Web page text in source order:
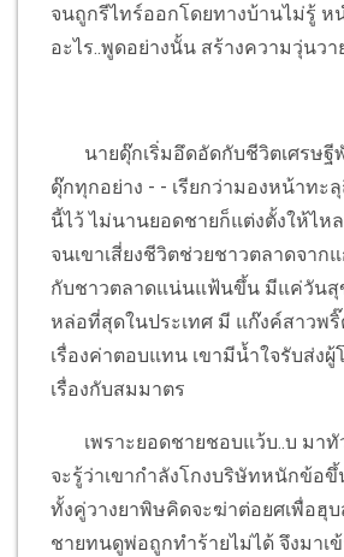
จนถูกรีไทร์ออกโดยทางบ้านไม่รู้
อะไร..พูดอย่างนั้น สร้างความวุ่นวา
นายดุ๊กเริ่มอึดอัดกับชีวิตเศรษฐี
ดุ๊กทุกอย่าง - - เรียกว่ามองหน้าท
นี้ไว้ ไม่นานยอดชายก็แต่งตั้งให้ไห
จนเขาเสี่ยงชีวิตช่วยชาวตลาดจา
กับชาวตลาดแน่นแฟ้นขึ้น มีแค่วันสุ
หล่อที่สุดในประเทศ มี แก๊งค์สาวพ
เรื่องค่าตอบแทน เขามีน้ำใจรับส่ง
เรื่องกับสมมาตร
เพราะยอดชายชอบแว้บ..บ มาทั
จะรู้ว่าเขากำลังโกงบริษัทหนักข้อขึ้
ทั้งคู่วางยาพิษคิดจะฆ่าต่อยศเพื่อฮุ
ชายทนดูพ่อถูกทำร้ายไม่ได้ จึงมาเ